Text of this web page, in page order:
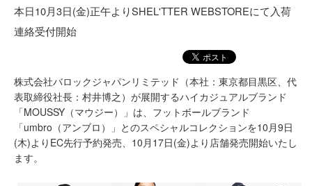
本日10月3日(金)正午よりSHEL'TTER WEBSTOREにて入荷
連絡受付開始
株式会社バロックジャパンリミテッド（本社：東京都目黒区、代
表取締役社長：村井博之）が展開するハイカジュアルブランド
「MOUSSY（マウジー）」は、フットボールブランド
「umbro（アンブロ）」とのスペシャルコレクションを10月9日
(木)よりEC先行予約発売、10月17日(金)より店舗発売開始いたし
ます。